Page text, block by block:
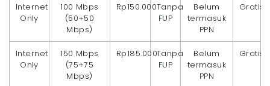
Internet
Only
100 Mbps
(50+50
Mbps)
Rp150.000Tanpa
FUP
Belum
termasuk
PPN
Gratis
Internet
Only
150 Mbps
(75+75
Mbps)
Rp185.000Tanpa
FUP
Belum
termasuk
PPN
Gratis